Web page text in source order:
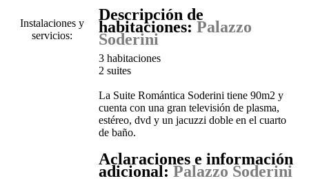
Instalaciones y
servicios:
Descripción de
habitaciones: Palazzo
Soderini
3 habitaciones
2 suites
La Suite Romántica Soderini tiene 90m2 y
cuenta con una gran televisión de plasma,
estéreo, dvd y un jacuzzi doble en el cuarto
de baño.
Aclaraciones e información
adicional: Palazzo Soderini